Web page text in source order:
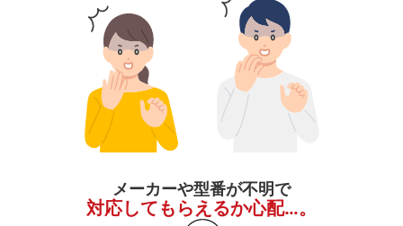
メーカーや型番が不明で
対応してもらえるか心配…。